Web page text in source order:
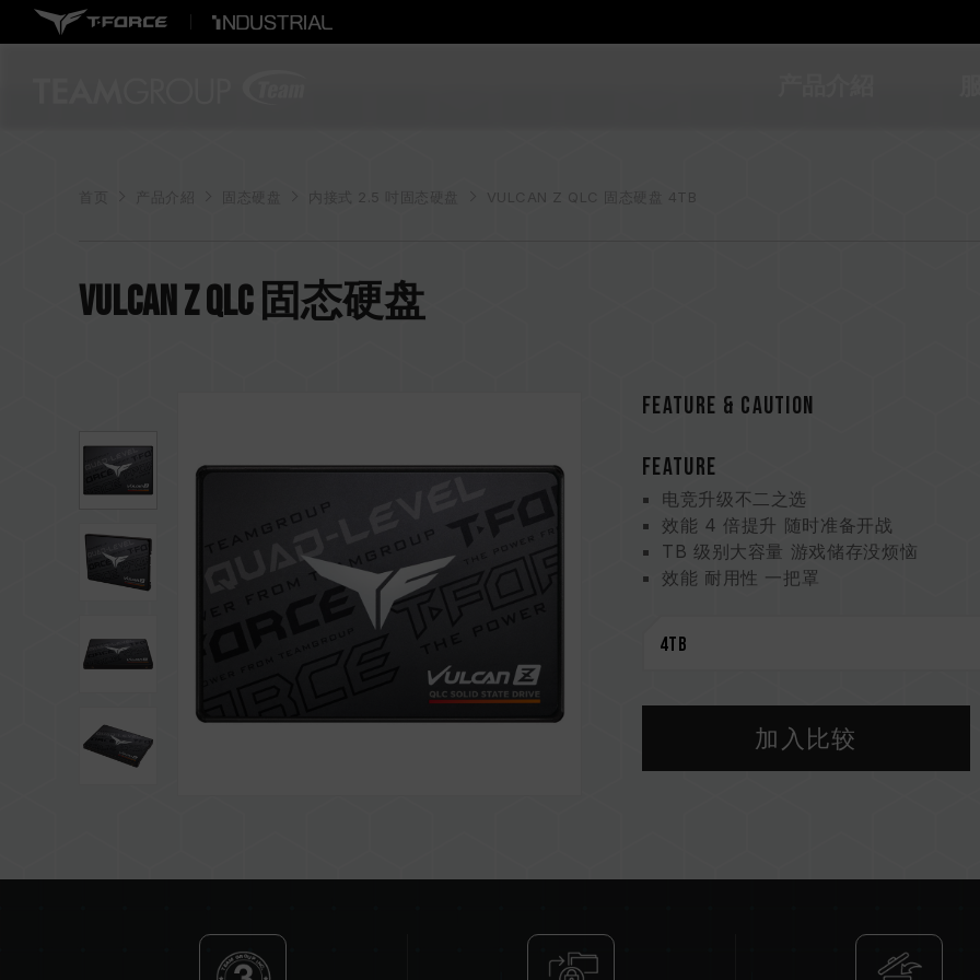
产品介紹 固态硬盘 内接式 2.5 吋固态硬盘 VULCAN Z QLC 固态硬盘 4TB
VULCAN Z QLC 固态硬盘
Feature & CAUTION
FEATURE
电竞升级不二之选
效能 4 倍提升 随时准备开战
TB 级别大容量 游戏储存没烦恼
效能 耐用性 一把罩
环保尖兵 守护地球
加入比较